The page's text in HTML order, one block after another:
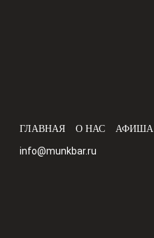
ГЛАВНАЯ О НАС АФИША
info@munkbar.ru